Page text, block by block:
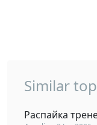
Similar
Распайка